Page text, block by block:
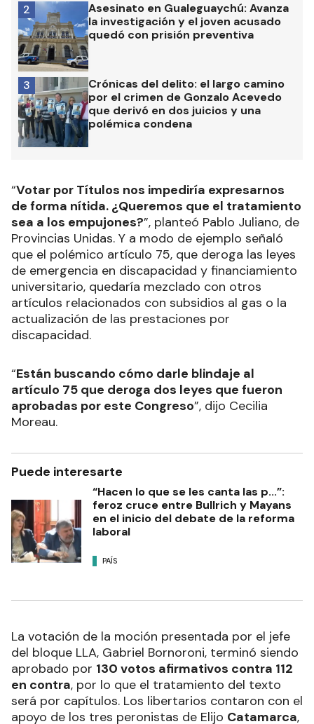
Asesinato en Gualeguaychú: Avanza
la investigación y el joven acusado
quedó con prisión preventiva
2
Crónicas del delito: el largo camino
por el crimen de Gonzalo Acevedo
que derivó en dos juicios y una
polémica condena
3
“Votar por Títulos nos impediría expresarnos
de forma nítida. ¿Queremos que el tratamiento
sea a los empujones?”, planteó Pablo Juliano, de
Provincias Unidas. Y a modo de ejemplo señaló
que el polémico artículo 75, que deroga las leyes
de emergencia en discapacidad y financiamiento
universitario, quedaría mezclado con otros
artículos relacionados con subsidios al gas o la
actualización de las prestaciones por
discapacidad.
“Están buscando cómo darle blindaje al
artículo 75 que deroga dos leyes que fueron
aprobadas por este Congreso”, dijo Cecilia
Moreau.
Puede interesarte
“Hacen lo que se les canta las p...”:
feroz cruce entre Bullrich y Mayans
en el inicio del debate de la reforma
laboral
PAÍS
La votación de la moción presentada por el jefe
del bloque LLA, Gabriel Bornoroni, terminó siendo
aprobado por 130 votos afirmativos contra 112
en contra, por lo que el tratamiento del texto
será por capítulos. Los libertarios contaron con el
apoyo de los tres peronistas de Elijo Catamarca,